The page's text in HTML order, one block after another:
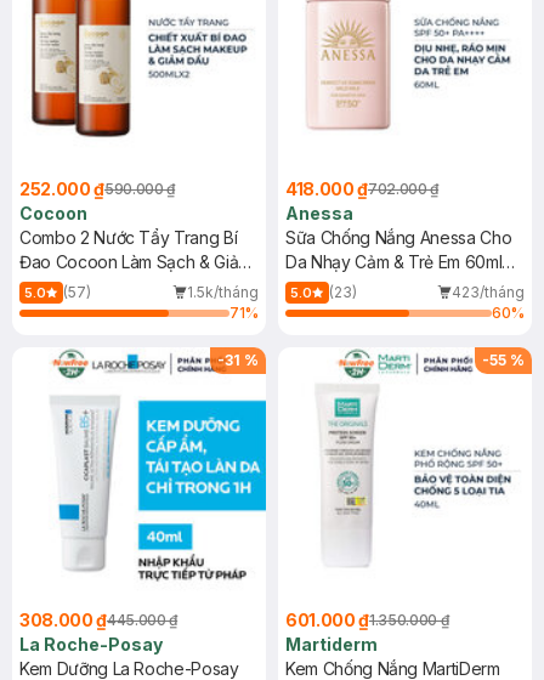
252.000 ₫590.000 ₫
Cocoon
Combo 2 Nước Tẩy Trang Bí
Đao Cocoon Làm Sạch & Giảm
Dầu 500ml
5.0 (57)
1.5k/tháng
71%
418.000 ₫702.000 ₫
Anessa
Sữa Chống Nắng Anessa Cho
Da Nhạy Cảm & Trẻ Em 60ml
(Mới)
5.0 (23)
423/tháng
60%
-31 %
308.000 ₫445.000 ₫
La Roche-Posay
Kem Dưỡng La Roche-Posay
-55 %
601.000 ₫1.350.000 ₫
Martiderm
Kem Chống Nắng MartiDerm